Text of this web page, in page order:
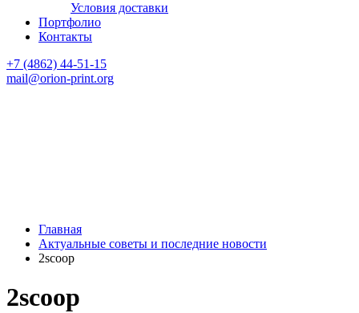
Условия доставки
Портфолио
Контакты
+7 (4862) 44-51-15
mail@orion-print.org
Главная
Актуальные советы и последние новости
2scoop
2scoop